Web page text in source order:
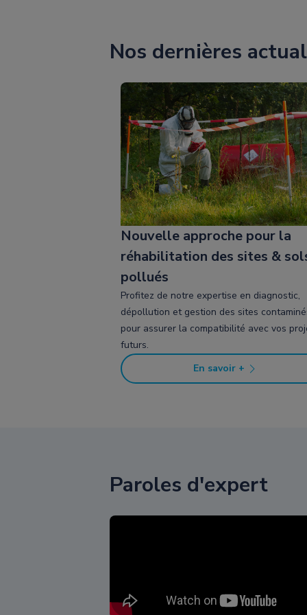
Nos dernières
Nouvelle approche pour la
réhabilitation des sites &
pollués
Profitez de notre expertise en diagnostic,
dépollution et gestion des sites
pour assurer la compatibilité avec vos
futurs.
En savoir +
Paroles d'expert